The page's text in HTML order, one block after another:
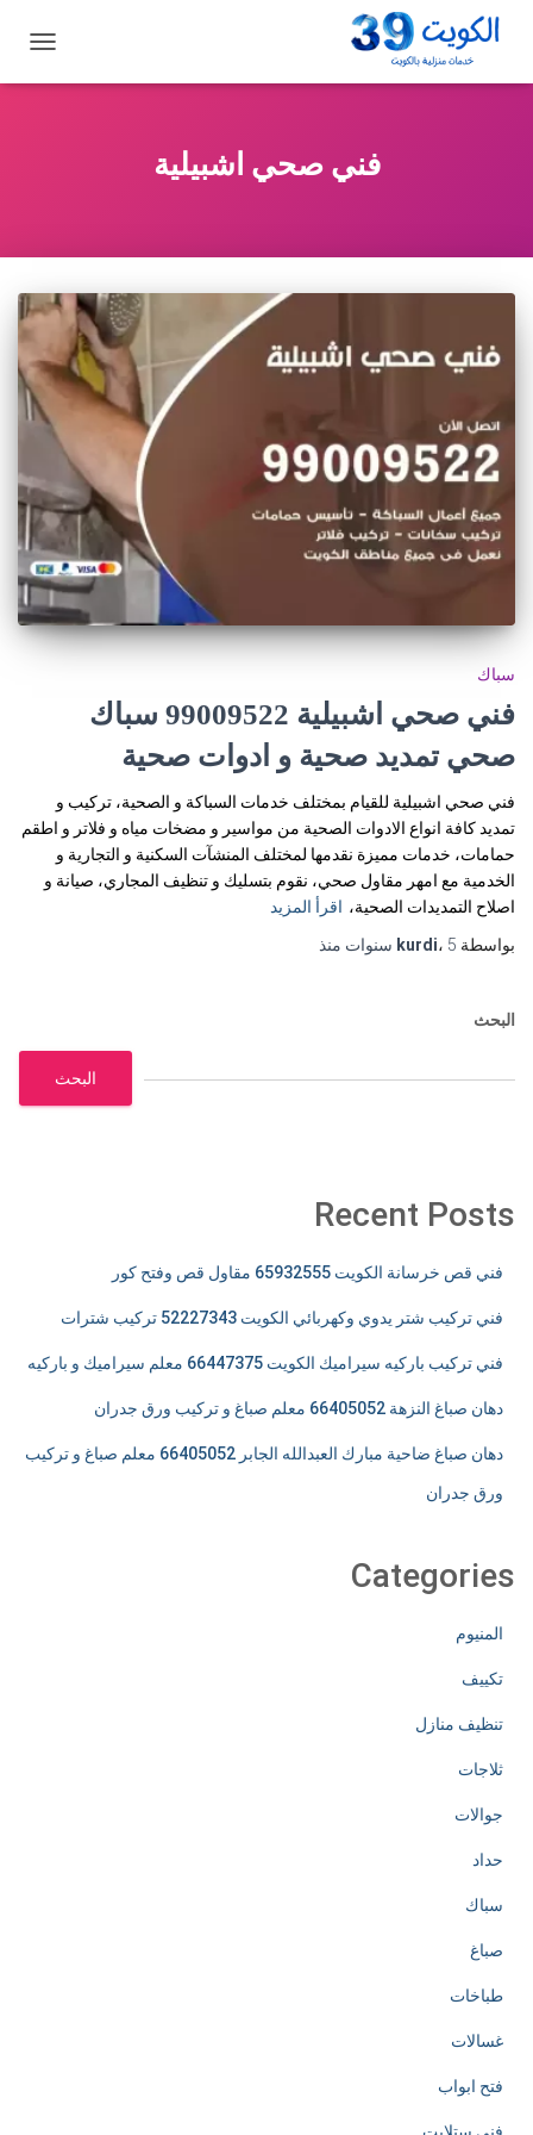
التنقل
فني صحي اشبيلية
سباك
فني صحي اشبيلية 99009522 سباك
صحي تمديد صحية و ادوات صحية
فني صحي اشبيلية للقيام بمختلف خدمات السباكة و الصحية، تركيب و
تمديد كافة انواع الادوات الصحية من مواسير و مضخات مياه و فلاتر و اطقم
حمامات، خدمات مميزة نقدمها لمختلف المنشآت السكنية و التجارية و
الخدمية مع امهر مقاول صحي، نقوم بتسليك و تنظيف المجاري، صيانة و
اصلاح التمديدات الصحية، اقرأ المزيد
بواسطة
kurdi، 5 سنوات منذ
البحث
البحث
Recent Posts
فني قص خرسانة الكويت 65932555 مقاول قص وفتح كور
فني تركيب شتر يدوي وكهربائي الكويت 52227343 تركيب شترات
فني تركيب باركيه سيراميك الكويت 66447375 معلم سيراميك و باركيه
دهان صباغ النزهة 66405052 معلم صباغ و تركيب ورق جدران
دهان صباغ ضاحية مبارك العبدالله الجابر 66405052 معلم صباغ و تركيب
ورق جدران
Categories
المنيوم
تكييف
تنظيف منازل
ثلاجات
جوالات
حداد
سباك
صباغ
طباخات
غسالات
فتح ابواب
فني ستلايت